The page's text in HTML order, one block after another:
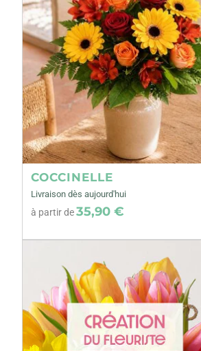
COCCINELLE
Livraison dès aujourd'hui
à partir de35,90 €